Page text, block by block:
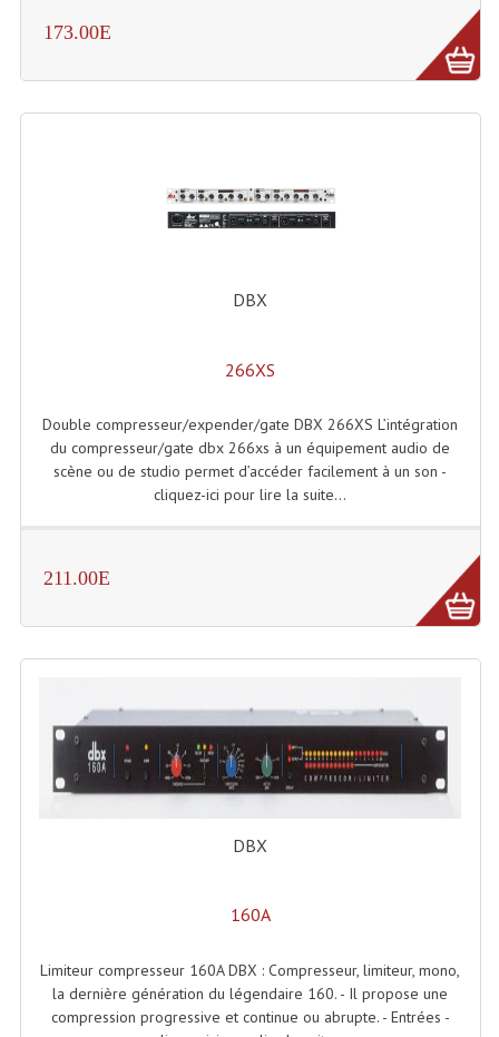
Microphones Filaires
Micro Sans Fil HF UHF 800MHZ
Microphones De Surface
Portes Voix Mégaphones
Pupitre Pour Discours
Tables De Mixage DJ
Controleurs DJ USB / MP3
Consoles Sono Et Studio
Consoles Numériques
Consoles Amplifiées
Changeurs De Couleurs
Déco Light
173.00E
DBX
266XS
Double compresseur/expender/gate DBX 266XS L’intégration
du compresseur/gate dbx 266xs à un équipement audio de
scène ou de studio permet d’accéder facilement à un son -
cliquez-ici pour lire la suite...
211.00E
DBX
160A
Limiteur compresseur 160A DBX : Compresseur, limiteur, mono,
la dernière génération du légendaire 160. - Il propose une
compression progressive et continue ou abrupte. - Entrées -